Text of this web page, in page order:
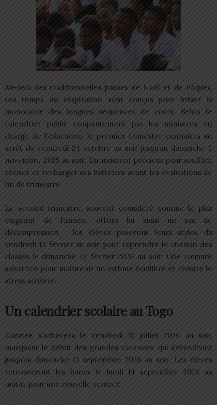
Au-delà des traditionnelles pauses de Noël et de Pâques,
ces temps de respiration sont conçus pour briser la
monotonie des longues séquences de cours. Selon le
calendrier publié conjointement par les ministres en
charge de l’éducation, le premier trimestre connaîtra un
arrêt du vendredi 24 octobre au soir jusqu’au dimanche 2
novembre 2025 au soir. Un moment précieux pour souffler,
réviser et recharger ses batteries avant les évaluations de
fin de trimestre.
Le second trimestre, souvent considéré comme le plus
exigeant de l’année, offrira lui aussi un sas de
décompression : les élèves poseront leurs stylos du
vendredi 13 février au soir pour reprendre le chemin des
classes le dimanche 22 février 2026 au soir. Une coupure
salvatrice pour maintenir un rythme équilibré et réduire le
stress scolaire.
Un calendrier scolaire au Togo
L’année s’achèvera le vendredi 10 juillet 2026 au soir,
marquant le début des grandes vacances, qui s’étendront
jusqu’au dimanche 13 septembre 2026 au soir. Les élèves
retrouveront les bancs le lundi 14 septembre 2026 au
matin, pour une nouvelle rentrée.